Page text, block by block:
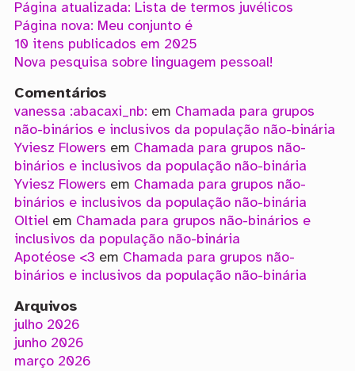
Página atualizada: Lista de termos juvélicos
Página nova: Meu conjunto é
10 itens publicados em 2025
Nova pesquisa sobre linguagem pessoal!
Comentários
vanessa :abacaxi_nb: em Chamada para grupos
não-binários e inclusivos da população não-binária
Yviesz Flowers em Chamada para grupos não-
binários e inclusivos da população não-binária
Yviesz Flowers em Chamada para grupos não-
binários e inclusivos da população não-binária
Oltielem Chamada para grupos não-binários e
inclusivos da população não-binária
Apotéose <3 em Chamada para grupos não-
binários e inclusivos da população não-binária
Arquivos
julho 2026
junho 2026
março 2026